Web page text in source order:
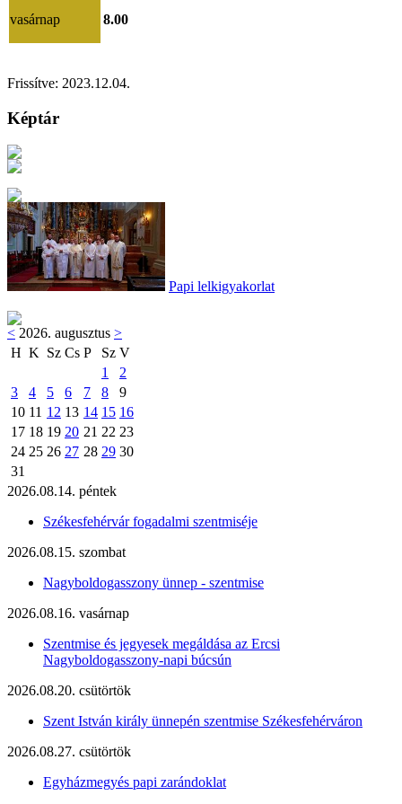
vasárnap 8.00
Frissítve: 2023.12.04.
Képtár
Papi lelkigyakorlat
< 2026. augusztus >
H K Sz Cs P Sz V
1
2
3
4 5 6 7 8
9
10 11 12 13 14 15 16
17 18 19 20 21 22 23
24 25 26 27 28 29 30
31
2026.08.14. péntek
Székesfehérvár fogadalmi szentmiséje
2026.08.15. szombat
Nagyboldogasszony ünnep - szentmise
2026.08.16. vasárnap
Szentmise és jegyesek megáldása az Ercsi
Nagyboldogasszony-napi búcsún
2026.08.20. csütörtök
Szent István király ünnepén szentmise Székesfehérváron
2026.08.27. csütörtök
Egyházmegyés papi zarándoklat